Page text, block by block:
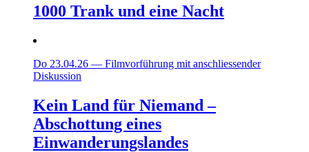
1000 Trank und eine Nacht
Do 23.04.26 — Filmvorführung mit anschliessender
Diskussion
Kein Land für Niemand –
Abschottung eines
Einwanderungslandes